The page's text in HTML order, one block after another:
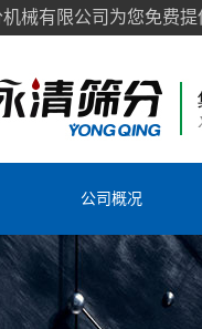
械有限公司为您免费提
公司概况